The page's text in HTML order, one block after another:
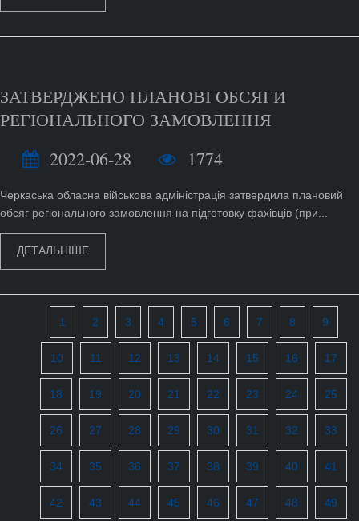
ЗАТВЕРДЖЕНО ПЛАНОВІ ОБСЯГИ
РЕГІОНАЛЬНОГО ЗАМОВЛЕННЯ
2022-06-28
1774
Черкаська обласна військова адміністрація затвердила плановий
обсяг регіонального замовлення на підготовку фахівців (при...
ДЕТАЛЬНІШЕ
1 2 3 4 5 6 7 8 9
10 11 12 13 14 15 16 17
18 19 20 21 22 23 24 25
26 27 28 29 30 31 32 33
34 35 36 37 38 39 40 41
42 43 44 45 46 47 48 49